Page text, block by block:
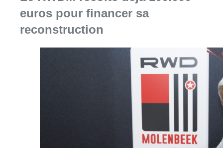
euros pour financer sa
reconstruction